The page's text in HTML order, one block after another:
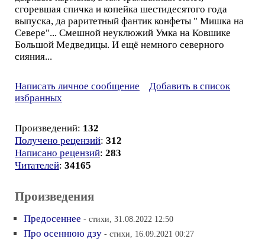
сгоревшая спичка и копейка шестидесятого года
выпуска, да раритетный фантик конфеты " Мишка на
Севере"... Смешной неуклюжий Умка на Ковшике
Большой Медведицы. И ещё немного северного
сияния...
Написать личное сообщение
Добавить в список
избранных
Произведений: 132
Получено рецензий: 312
Написано рецензий: 283
Читателей: 34165
Произведения
Предосеннее - стихи, 31.08.2022 12:50
Про осеннюю дзу - стихи, 16.09.2021 00:27